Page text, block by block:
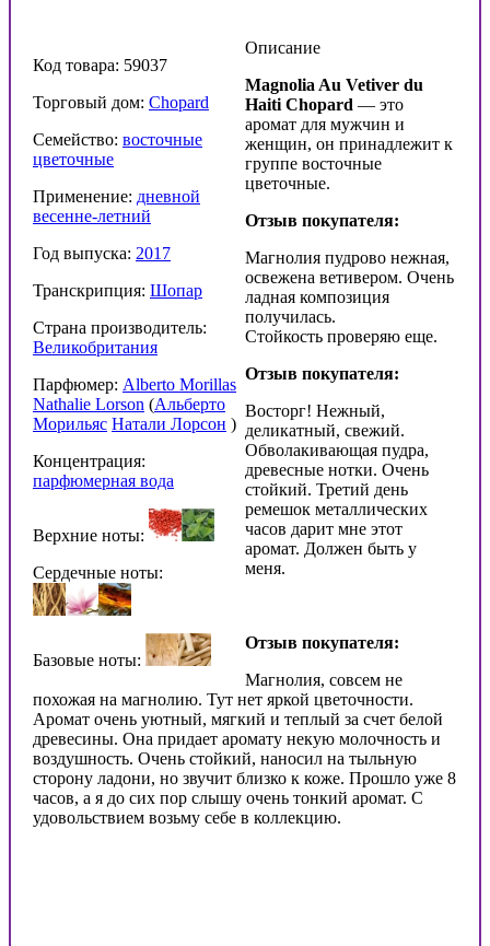
Код товара: 59037
Торговый дом: Chopard
Семейство: восточные
цветочные
Применение: дневной
весенне-летний
Год выпуска: 2017
Транскрипция: Шопар
Страна производитель:
Великобритания
Парфюмер: Alberto Morillas
Nathalie Lorson (Альберто
Морильяс Натали Лорсон )
Концентрация:
парфюмерная вода
Верхние ноты:
Сердечные ноты:
Базовые ноты:
Описание
Magnolia Au Vetiver du
Haiti Chopard — это
аромат для мужчин и
женщин, он принадлежит к
группе восточные
цветочные.
Отзыв покупателя:
Магнолия пудрово нежная,
освежена ветивером. Очень
ладная композиция
получилась.
Стойкость проверяю еще.
Отзыв покупателя:
Восторг! Нежный,
деликатный, свежий.
Обволакивающая пудра,
древесные нотки. Очень
стойкий. Третий день
ремешок металлических
часов дарит мне этот
аромат. Должен быть у
меня.
Отзыв покупателя:
Магнолия, совсем не
похожая на магнолию. Тут нет яркой цветочности.
Аромат очень уютный, мягкий и теплый за счет белой
древесины. Она придает аромату некую молочность и
воздушность. Очень стойкий, наносил на тыльную
сторону ладони, но звучит близко к коже. Прошло уже 8
часов, а я до сих пор слышу очень тонкий аромат. С
удовольствием возьму себе в коллекцию.